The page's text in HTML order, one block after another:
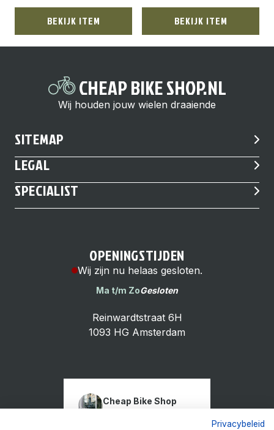
BEKIJK ITEM BEKIJK ITEM
CHEAP BIKE SHOP.NL
Wij houden jouw wielen draaiende
SITEMAP
LEGAL
SPECIALIST
Cheap Bike Shop
OPENINGSTIJDEN
Wij zijn nu helaas gesloten.
Ma t/m ZoGesloten
Reinwardtstraat 6H
1093 HG Amsterdam
Privacybeleid